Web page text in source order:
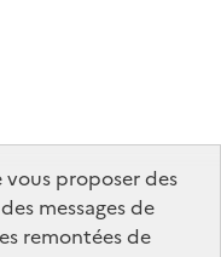
vous proposer des
messages de
remontées de